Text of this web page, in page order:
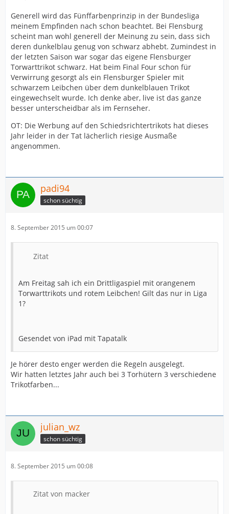
Generell wird das Fünffarbenprinzip in der Bundesliga
meinem Empfinden nach schon beachtet. Bei Flensburg
scheint man wohl generell der Meinung zu sein, dass sich
deren dunkelblau genug von schwarz abhebt. Zumindest in
der letzten Saison war sogar das eigene Flensburger
Torwarttrikot schwarz. Hat beim Final Four schon für
Verwirrung gesorgt als ein Flensburger Spieler mit
schwarzem Leibchen über dem dunkelblauen Trikot
eingewechselt wurde. Ich denke aber, live ist das ganze
besser unterscheidbar als im Fernseher.
OT: Die Werbung auf den Schiedsrichtertrikots hat dieses
Jahr leider in der Tat lächerlich riesige Ausmaße
angenommen.
padi94
schon süchtig
8. September 2015 um 00:07
Zitat
Am Freitag sah ich ein Drittligaspiel mit orangenem
Torwarttrikots und rotem Leibchen! Gilt das nur in Liga
1?
Gesendet von iPad mit Tapatalk
Je hörer desto enger werden die Regeln ausgelegt.
Wir hatten letztes Jahr auch bei 3 Torhütern 3 verschiedene
Trikotfarben...
julian_wz
schon süchtig
8. September 2015 um 00:08
Zitat von macker